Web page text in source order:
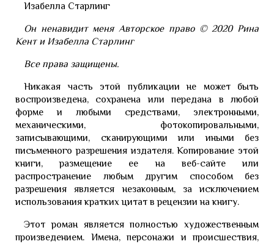
Изабелла Старлинг
Он ненавидит меня Авторское право © 2020 Рина
Кент и Изабелла Старлинг
Все права защищены.
Никакая часть этой публикации не может быть
воспроизведена, сохранена или передана в любой
форме и любыми средствами, электронными,
механическими, фотокопировальными,
записывающими, сканирующими или иными без
письменного разрешения издателя. Копирование этой
книги, размещение ее на веб-сайте или
распространение любым другим способом без
разрешения является незаконным, за исключением
использования кратких цитат в рецензии на книгу.
Этот роман является полностью художественным
произведением. Имена, персонажи и происшествия,